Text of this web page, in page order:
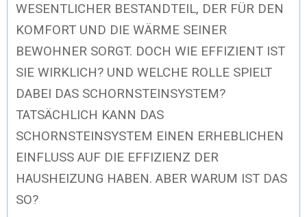
WESENTLICHER BESTANDTEIL, DER FÜR DEN
KOMFORT UND DIE WÄRME SEINER
BEWOHNER SORGT. DOCH WIE EFFIZIENT IST
SIE WIRKLICH? UND WELCHE ROLLE SPIELT
DABEI DAS SCHORNSTEINSYSTEM?
TATSÄCHLICH KANN DAS
SCHORNSTEINSYSTEM EINEN ERHEBLICHEN
EINFLUSS AUF DIE EFFIZIENZ DER
HAUSHEIZUNG HABEN. ABER WARUM IST DAS
SO?